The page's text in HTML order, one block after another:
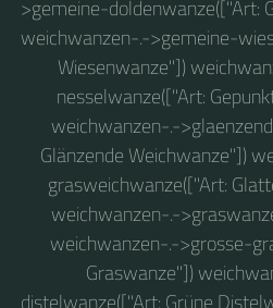
>gemeine-doldenwanze(["Art:
weichwanzen-.->gemeine-
Wiesenwanze"])
nesselwanze(["Art:
weichwanzen-.-
Glänzende Weichwanze"])
grasweichwanze(["Art:
weichwanzen-.-
weichwanzen-.->grosse-
Graswanze"])
distelwanze(["Art: Grüne